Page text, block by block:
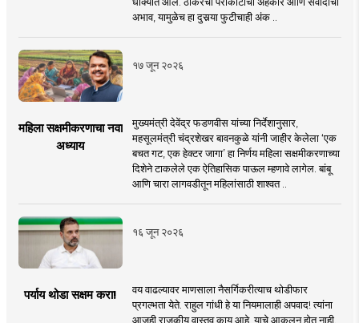
अभाव, यामुळेच हा दुसर्‍या फुटीचाही अंक ..
१७ जून २०२६
महिला सक्षमीकरणाचा नवा
अध्याय
मुख्यमंत्री देवेंद्र फडणवीस यांच्या निर्देशानुसार,
महसूलमंत्री चंद्रशेखर बावनकुळे यांनी जाहीर केलेला ‘एक
बचत गट, एक हेक्टर जागा’ हा निर्णय महिला सक्षमीकरणाच्या
दिशेने टाकलेले एक ऐतिहासिक पाऊल म्हणावे लागेल. बांबू
आणि चारा लागवडीतून महिलांसाठी शाश्वत ..
१६ जून २०२६
पर्याय थोडा सक्षम करा!
वय वाढल्यावर माणसाला नैसर्गिकरीत्याच थोडीफार
प्रगल्भता येते. राहुल गांधी हे या नियमालाही अपवाद! त्यांना
आजही राजकीय वास्तव काय आहे, याचे आकलन होत नाही.